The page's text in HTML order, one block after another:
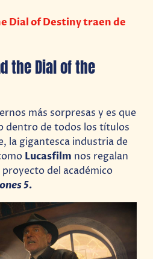
Dial of Destiny traen de
the Dial of the
más sorpresas y es que
dentro de todos los títulos
la gigantesca industria de
Lucasfilm nos regalan
del académico
5.